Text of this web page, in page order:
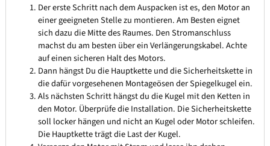
Der erste Schritt nach dem Auspacken ist es, den Motor an
einer geeigneten Stelle zu montieren. Am Besten eignet
sich dazu die Mitte des Raumes. Den Stromanschluss
machst du am besten über ein Verlängerungskabel. Achte
auf einen sicheren Halt des Motors.
Dann hängst Du die Hauptkette und die Sicherheitskette in
die dafür vorgesehenen Montageösen der Spiegelkugel ein.
Als nächsten Schritt hängst du die Kugel mit den Ketten in
den Motor. Überprüfe die Installation. Die Sicherheitskette
soll locker hängen und nicht an Kugel oder Motor schleifen.
Die Hauptkette trägt die Last der Kugel.